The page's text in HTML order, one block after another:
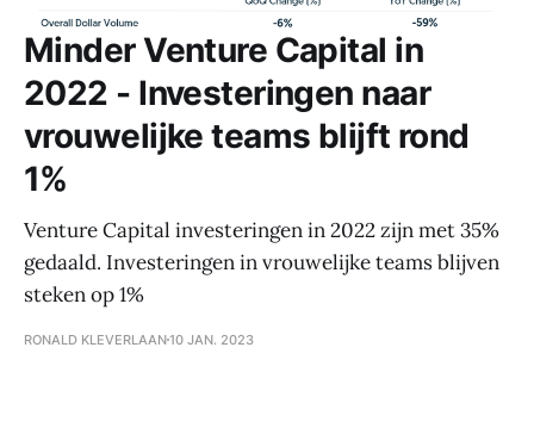
Minder Venture Capital in
2022 - Investeringen naar
vrouwelijke teams blijft rond
1%
Venture Capital investeringen in 2022 zijn met 35%
gedaald. Investeringen in vrouwelijke teams blijven
steken op 1%
RONALD KLEVERLAAN10 JAN. 2023